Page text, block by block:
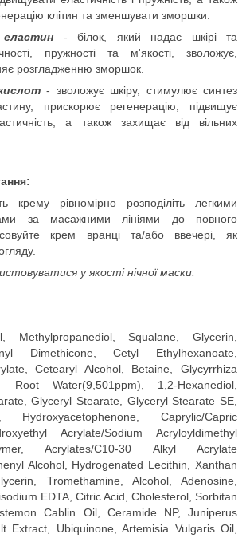
клітин та зменшувати зморшки.
еластин - білок, який надає шкірі та
пружності та м'якості, зволожує,
розгладженню зморшок.
- зволожує шкіру, стимулює синтез
прискорює регенерацію, підвищує
а також захищає від вільних
крему рівномірно розподіліть легкими
за масажними лініями до повного
крем вранці та/або ввечері, як
у якості нічної маски
Methylpropanediol, Squalane, Glycerin,
Dimethicone, Cetyl Ethylhexanoate,
Cetearyl Alcohol, Betaine, Glycyrrhiza
Root Water(9,501ppm), 1,2-Hexanediol,
Glyceryl Stearate, Glyceryl Stearate SE,
Caprylic/Capric
Acrylate/Sodium Acryloyldimethyl
Acrylates/C10-30 Alkyl Acrylate
Alcohol, Hydrogenated Lecithin, Xanthan
Tromethamine, Alcohol, Adenosine,
EDTA, Citric Acid, Cholesterol, Sorbitan
Cablin Oil, Ceramide NP, Juniperus
Extract, Ubiquinone, Artemisia Vulgaris Oil,